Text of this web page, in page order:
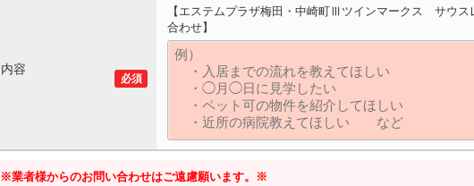
必須
内容
【エステムプラザ梅田・中崎町Ⅲツインマークス サウス
合わせ】
※業者様からのお問い合わせはご遠慮願います。※